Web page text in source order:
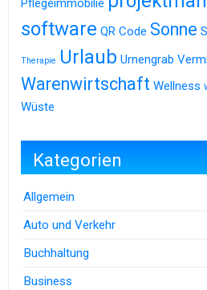
Pflegeimmobilie
software QR Code Sonne
Therapie Urlaub Urnengrab
Warenwirtschaft Wellness
Wüste
Kategorien
Allgemein
Auto und Verkehr
Buchhaltung
Business